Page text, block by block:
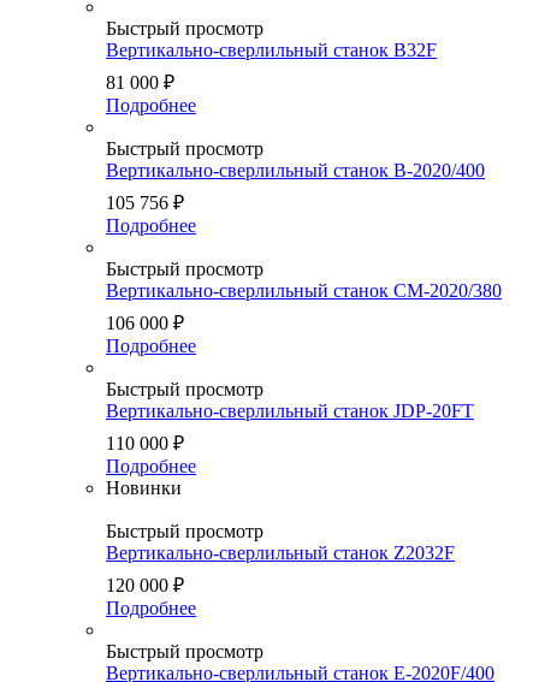
Быстрый просмотр
Вертикально-сверлильный станок B32F
81 000 ₽
Подробнее
Быстрый просмотр
Вертикально-сверлильный станок B-2020/400
105 756 ₽
Подробнее
Быстрый просмотр
Вертикально-сверлильный станок CM-2020/380
106 000 ₽
Подробнее
Быстрый просмотр
Вертикально-сверлильный станок JDP-20FT
110 000 ₽
Подробнее
Новинки
Быстрый просмотр
Вертикально-сверлильный станок Z2032F
120 000 ₽
Подробнее
Быстрый просмотр
Вертикально-сверлильный станок E-2020F/400